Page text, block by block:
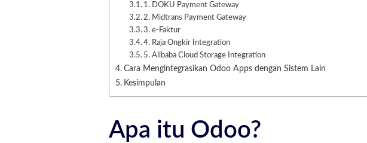
1. DOKU Payment Gateway
2. Midtrans Payment Gateway
3. e-Faktur
4. Raja Ongkir Integration
5. Alibaba Cloud Storage Integration
Cara Mengintegrasikan Odoo Apps dengan Sistem Lain
Kesimpulan
Apa itu Odoo?